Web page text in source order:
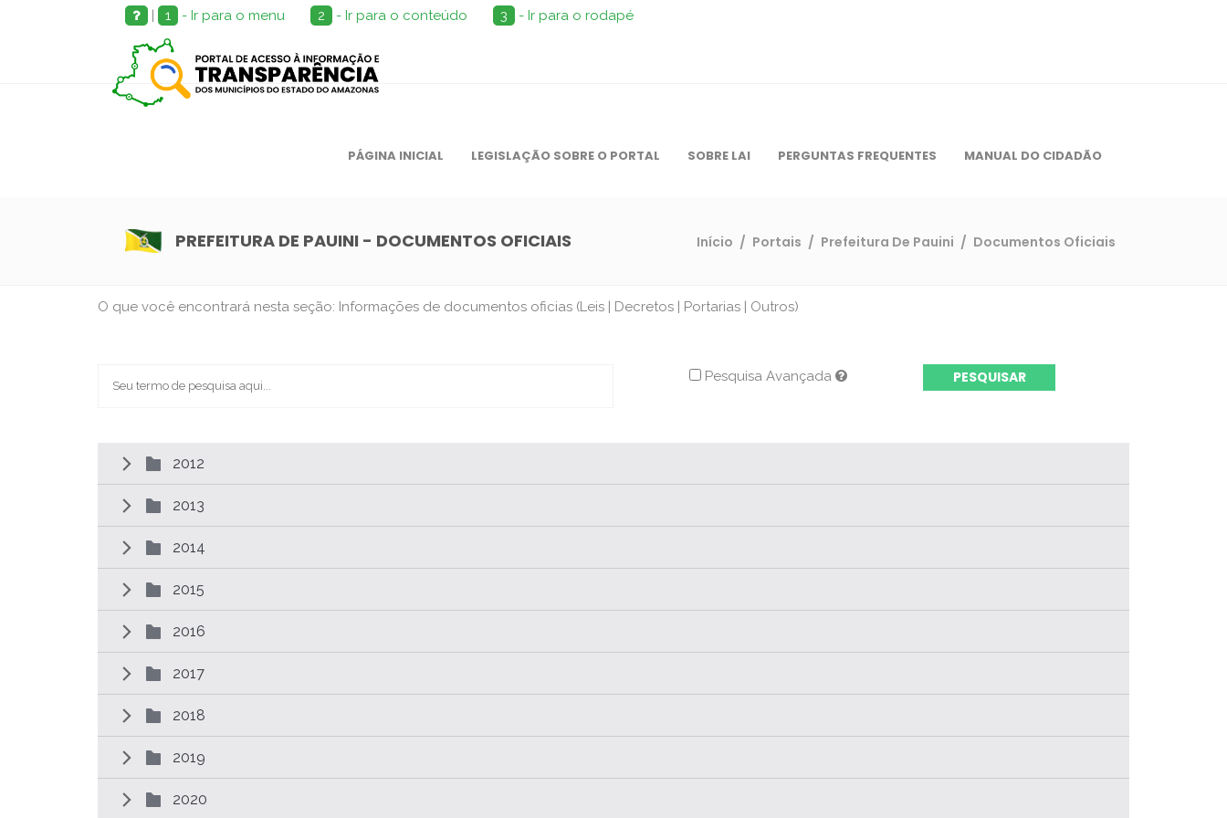
| 1 - Ir para o menu 2 - Ir para o conteúdo 3 - Ir para o rodapé
PÁGINA INICIAL LEGISLAÇÃO SOBRE O PORTAL SOBRE LAI PERGUNTAS FREQUENTES MANUAL DO CIDADÃO
PREFEITURA DE PAUINI - DOCUMENTOS OFICIAIS Início / Portais / Prefeitura De Pauini / Documentos Oficiais
O que você encontrará nesta seção: Informações de documentos oficias (Leis | Decretos | Portarias | Outros)
Pesquisa Avançada
2012
2013
2014
2015
2016
2017
2018
2019
2020